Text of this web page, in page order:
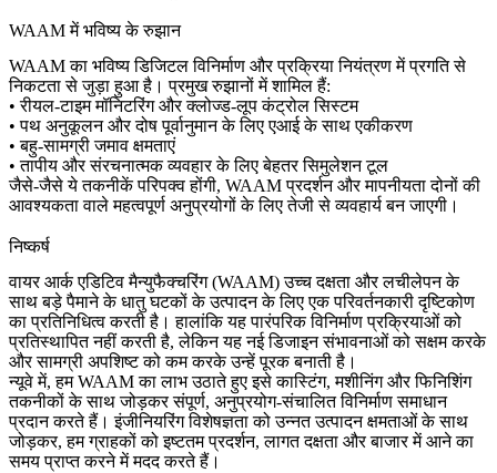
WAAM में भविष्य के रुझान
WAAM का भविष्य डिजिटल विनिर्माण और प्रक्रिया नियंत्रण में प्रगति से
निकटता से जुड़ा हुआ है। प्रमुख रुझानों में शामिल हैं:
• रीयल-टाइम मॉनिटरिंग और क्लोज्ड-लूप कंट्रोल सिस्टम
• पथ अनुकूलन और दोष पूर्वानुमान के लिए एआई के साथ एकीकरण
• बहु-सामग्री जमाव क्षमताएं
• तापीय और संरचनात्मक व्यवहार के लिए बेहतर सिमुलेशन टूल
जैसे-जैसे ये तकनीकें परिपक्व होंगी, WAAM प्रदर्शन और मापनीयता दोनों की
आवश्यकता वाले महत्वपूर्ण अनुप्रयोगों के लिए तेजी से व्यवहार्य बन जाएगी।
निष्कर्ष
वायर आर्क एडिटिव मैन्युफैक्चरिंग (WAAM) उच्च दक्षता और लचीलेपन के
साथ बड़े पैमाने के धातु घटकों के उत्पादन के लिए एक परिवर्तनकारी दृष्टिकोण
का प्रतिनिधित्व करती है। हालांकि यह पारंपरिक विनिर्माण प्रक्रियाओं को
प्रतिस्थापित नहीं करती है, लेकिन यह नई डिजाइन संभावनाओं को सक्षम करके
और सामग्री अपशिष्ट को कम करके उन्हें पूरक बनाती है।
न्यूवे में, हम WAAM का लाभ उठाते हुए इसे कास्टिंग, मशीनिंग और फिनिशिंग
तकनीकों के साथ जोड़कर संपूर्ण, अनुप्रयोग-संचालित विनिर्माण समाधान
प्रदान करते हैं। इंजीनियरिंग विशेषज्ञता को उन्नत उत्पादन क्षमताओं के साथ
जोड़कर, हम ग्राहकों को इष्टतम प्रदर्शन, लागत दक्षता और बाजार में आने का
समय प्राप्त करने में मदद करते हैं।